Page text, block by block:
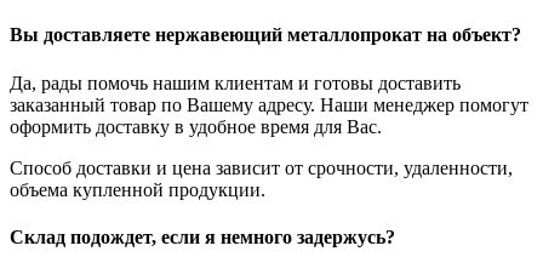
Вы доставляете нержавеющий металлопрокат на объект?
Да, рады помочь нашим клиентам и готовы доставить
заказанный товар по Вашему адресу. Наши менеджер помогут
оформить доставку в удобное время для Вас.
Способ доставки и цена зависит от срочности, удаленности,
объема купленной продукции.
Склад подождет, если я немного задержусь?